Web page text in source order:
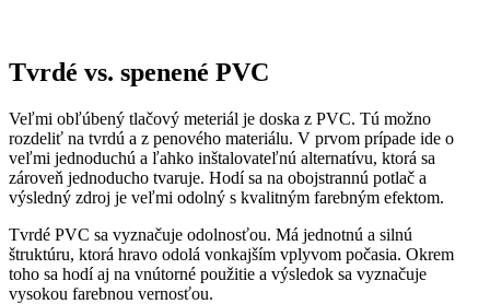
Tvrdé vs. spenené PVC
Veľmi obľúbený tlačový meteriál je doska z PVC. Tú možno
rozdeliť na tvrdú a z penového materiálu. V prvom prípade ide o
veľmi jednoduchú a ľahko inštalovateľnú alternatívu, ktorá sa
zároveň jednoducho tvaruje. Hodí sa na obojstrannú potlač a
výsledný zdroj je veľmi odolný s kvalitným farebným efektom.
Tvrdé PVC sa vyznačuje odolnosťou. Má jednotnú a silnú
štruktúru, ktorá hravo odolá vonkajším vplyvom počasia. Okrem
toho sa hodí aj na vnútorné použitie a výsledok sa vyznačuje
vysokou farebnou vernosťou.